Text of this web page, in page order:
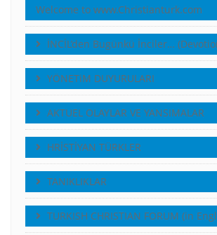
Welcome to www.Christianturk.com
İNCİL’den Bugünkü İnciler…
YÖNETiM DUYURULARI
AKTUEL OLAYLAR VE YANSIMALAR
HRİSTİYAN TÜRKLER
TANIKLIKLAR
TURKISH CHRISTIAN FORUM (in